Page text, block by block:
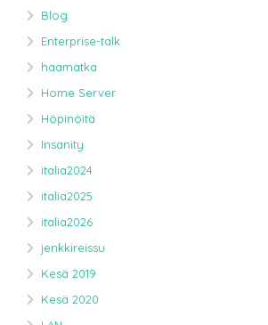
Blog
Enterprise-talk
haamatka
Home Server
Höpinöitä
Insanity
italia2024
italia2025
italia2026
jenkkireissu
Kesä 2019
Kesä 2020